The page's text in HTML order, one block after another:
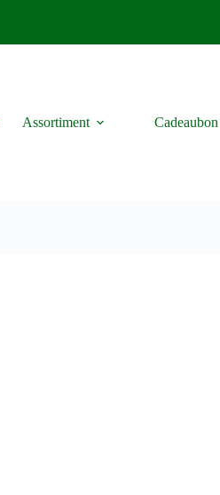
Assortiment Cadeaubon